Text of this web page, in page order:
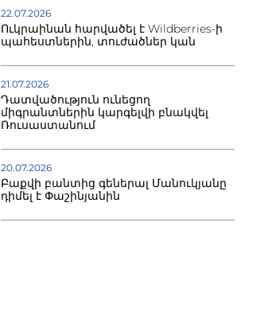
22.07.2026
Ուկրաինան հարվածել է Wildberries-ի
պահեստներին, տուժածներ կան
21.07.2026
Դատվածություն ունեցող
միգրանտներին կարգելվի բնակվել
Ռուսաստանում
20.07.2026
Բաքվի բանտից գեներալ Մանուկյանը
դիմել է Փաշինյանին